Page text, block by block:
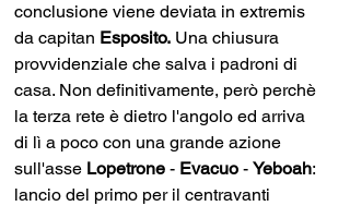
conclusione viene deviata in extremis
da capitan Esposito. Una chiusura
provvidenziale che salva i padroni di
casa. Non definitivamente, però perchè
la terza rete è dietro l'angolo ed arriva
di lì a poco con una grande azione
sull'asse Lopetrone - Evacuo - Yeboah:
lancio del primo per il centravanti